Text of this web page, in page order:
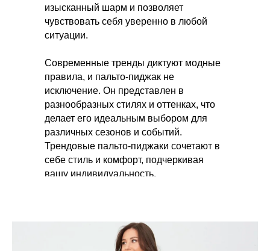
изысканный шарм и позволяет
чувствовать себя уверенно в любой
ситуации.
Современные тренды диктуют модные
правила, и пальто-пиджак не
исключение. Он представлен в
разнообразных стилях и оттенках, что
делает его идеальным выбором для
различных сезонов и событий.
Трендовые пальто-пиджаки сочетают в
себе стиль и комфорт, подчеркивая
вашу индивидуальность.